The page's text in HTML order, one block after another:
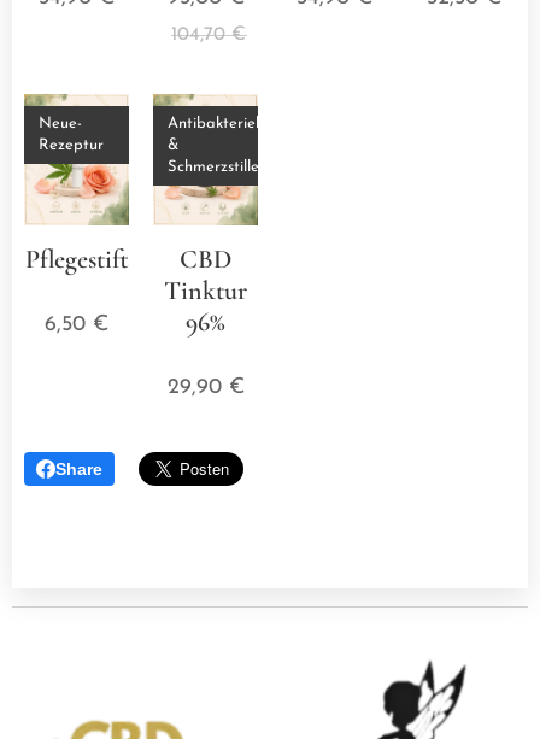
104,70€
Pflegestift
⭐⭐⭐⭐⭐
Neue-
Rezeptur
6,50 €
CBD
Tinktur
96%
Antibakteriell
&
Schmerzstillend
29,90€
Share